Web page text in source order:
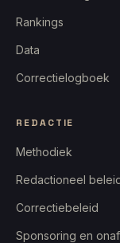
Rankings
Data
Correctielogboek
REDACTIE
Methodiek
Redactioneel
Correctiebeleid
Sponsoring en